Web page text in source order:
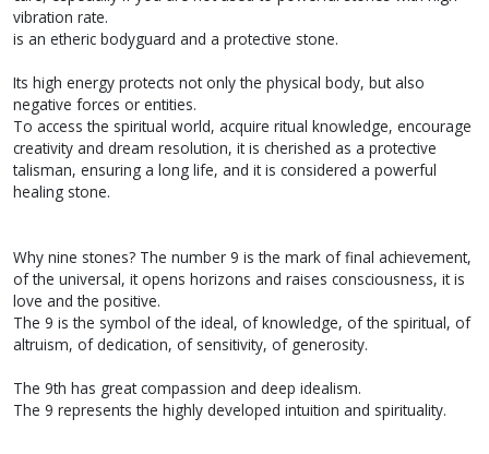
vibration rate.
is an etheric bodyguard and a protective stone.
Its high energy protects not only the physical body, but also
negative forces or entities.
To access the spiritual world, acquire ritual knowledge, encourage
creativity and dream resolution, it is cherished as a protective
talisman, ensuring a long life, and it is considered a powerful
healing stone.
Why nine stones? The number 9 is the mark of final achievement,
of the universal, it opens horizons and raises consciousness, it is
love and the positive.
The 9 is the symbol of the ideal, of knowledge, of the spiritual, of
altruism, of dedication, of sensitivity, of generosity.
The 9th has great compassion and deep idealism.
The 9 represents the highly developed intuition and spirituality.